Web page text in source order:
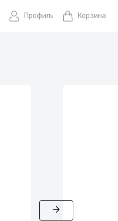
Профиль Корзина